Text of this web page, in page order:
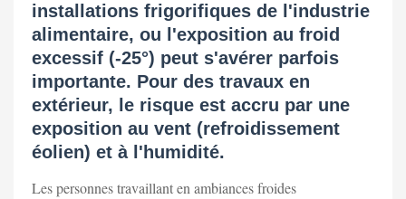
installations frigorifiques de l'industrie
alimentaire, ou l'exposition au froid
excessif (-25°) peut s'avérer parfois
importante. Pour des travaux en
extérieur, le risque est accru par une
exposition au vent (refroidissement
éolien) et à l'humidité.
Les personnes travaillant en ambiances froides